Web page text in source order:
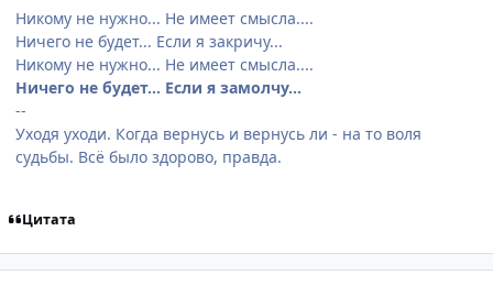
Никому не нужно... Не имеет смысла....
Ничего не будет... Если я закричу...
Никому не нужно... Не имеет смысла....
Ничего не будет... Если я замолчу...
--
Уходя уходи. Когда вернусь и вернусь ли - на то воля
судьбы. Всё было здорово, правда.
Цитата